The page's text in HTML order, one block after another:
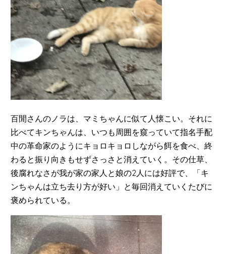
百閒さんのノラは、マミちゃんに似て人懐こい。それに
比べてキンちゃんは、いつも周囲を窺っていて指名手配
中の革命家のようにキョロキョロしながら餌を食べ、終
わると振り向きもせずさっさと消えていく。その仕草、
後腐れなさが我が家の家人と娘の2人には好評で、「キ
ンちゃんは立ち去り方が好い」と毎回消えていくたびに
褒められている。